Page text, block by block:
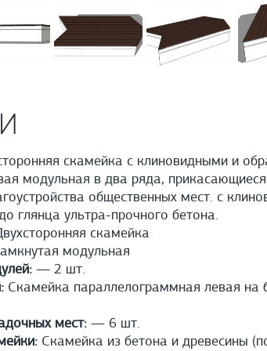
скамейка с клиновидными и
модульная в два ряда,
общественных мест. с
глянца ультра-прочного бетона.
скамейка
модульная
— 2 шт.
Скамейка параллелограммная левая
мест: — 6 шт.
Скамейка из бетона и древесины